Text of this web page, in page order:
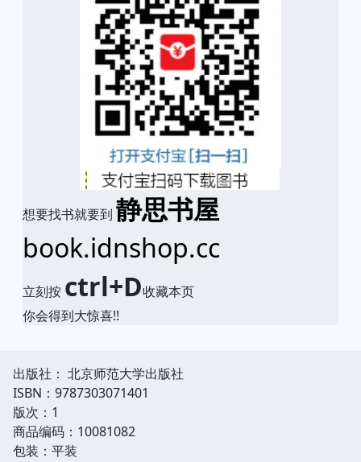
想要找书就要到 静思书屋
book.idnshop.cc
立刻按 ctrl+D收藏本页
你会得到大惊喜!!
出版社： 北京师范大学出版社
ISBN：9787303071401
版次：1
商品编码：10081082
包装：平装